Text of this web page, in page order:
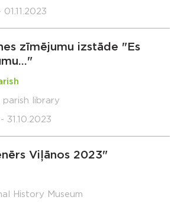
zīmējumu izstāde "Es
parish library
31.10.2023
Viļānos 2023"
History Museum